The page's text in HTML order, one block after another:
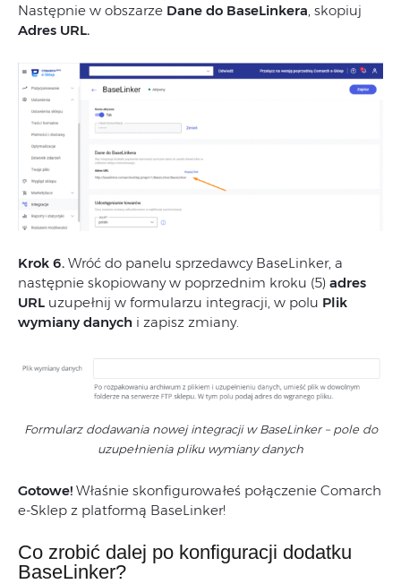
Następnie w obszarze Dane do BaseLinkera , skopiuj
Adres URL.
Krok 6. Wróć do panelu sprzedawcy BaseLinker, a
następnie skopiowany w poprzednim kroku (5) adres
URL uzupełnij w formularzu integracji, w polu Plik
wymiany danych i zapisz zmiany.
Formularz dodawania nowej integracji w BaseLinker – pole do
uzupełnienia pliku wymiany danych
Gotowe! Właśnie skonfigurowałeś połączenie Comarch
e-Sklep z platformą BaseLinker!
Co zrobić dalej po konfiguracji dodatku
BaseLinker?